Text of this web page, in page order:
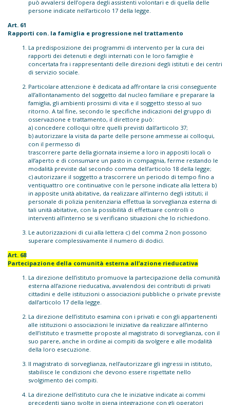
può avvalersi dell’opera degli assistenti volontari e di quella delle
persone indicate nell’articolo 17 della legge.
Art. 61
Rapporti con. la famiglia e progressione nel trattamento
La predisposizione dei programmi di intervento per la cura dei
rapporti dei detenuti e degli internati con le loro famiglie è
concertata fra i rappresentanti delle direzioni degli istituti e dei centri
di servizio sociale.
Particolare attenzione è dedicata ad affrontare la crisi conseguente
all’allontanamento del soggetto dal nucleo familiare e preparare la
famiglia, gli ambienti prossimi di vita e il soggetto stesso al suo
ritorno. A tal fine, secondo le specifiche indicazioni del gruppo di
osservazione e trattamento, il direttore può:
a) concedere colloqui oltre quelli previsti dall’articolo 37;
b) autorizzare la visita da parte delle persone ammesse ai colloqui,
con il permesso di
trascorrere parte della giornata insieme a loro in appositi locali o
all’aperto e di consumare un pasto in compagnia, ferme restando le
modalità previste dal secondo comma dell’articolo 18 della legge;
c) autorizzare il soggetto a trascorrere un periodo di tempo fino a
ventiquattro ore continuative con le persone indicate alla lettera b)
in apposite unità abitative, da realizzare all’interno degli istituti; il
personale di polizia penitenziaria effettua la sorveglianza esterna di
tali unità abitative, con la possibilità di effettuare controlli o
interventi all’interno se si verificano situazioni che lo richiedono.
Le autorizzazioni di cui alla lettera c) del comma 2 non possono
superare complessivamente il numero di dodici.
Art. 68
Partecipazione della comunità esterna all’azione rieducativa
La direzione dell’istituto promuove la partecipazione della comunità
esterna all’azione rieducativa, avvalendosi dei contributi di privati
cittadini e delle istituzioni o associazioni pubbliche o private previste
dall’articolo 17 della legge.
La direzione dell’istituto esamina con i privati e con gli appartenenti
alle istituzioni o associazioni le iniziative da realizzare all’interno
dell’istituto e trasmette proposte al magistrato di sorveglianza, con il
suo parere, anche in ordine ai compiti da svolgere e alle modalità
della loro esecuzione.
Il magistrato di sorveglianza, nell’autorizzare gli ingressi in istituto,
stabilisce le condizioni che devono essere rispettate nello
svolgimento dei compiti.
La direzione dell’istituto cura che le iniziative indicate ai commi
precedenti siano svolte in piena integrazione con gli operatori